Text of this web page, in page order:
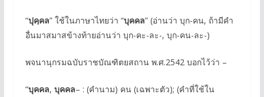
“ปุคฺคล” ใช้ในภาษาไทยว่า “บุคคล” (อ่านว่า บุก-คน, ถ้ามีคำ
อื่นมาสมาสข้างท้ายอ่านว่า บุก-คะ-ละ-, บุก-คน-ละ-)
พจนานุกรมฉบับราชบัณฑิตยสถาน พ.ศ.2542 บอกไว้ว่า –
“บุคคล, บุคคล– : (คำนาม) คน (เฉพาะตัว); (คำที่ใช้ใน